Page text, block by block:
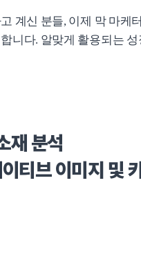
계신 분들, 이제 막 마케
니다. 알맞게 활용되는
재 분석
티브 이미지 및